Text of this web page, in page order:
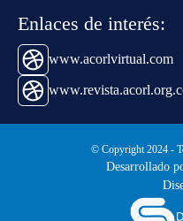
Enlaces de interés:
www.acorlvirtual.com
© Copyright 2024 -
Desarrollado